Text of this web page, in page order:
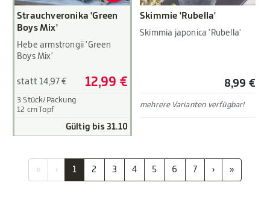
Strauchveronika 'Green
Boys Mix'
Hebe armstrongii 'Green
Boys Mix'
statt 14,97 € 12,99 €
3 Stück/Packung
12 cm Topf
Gültig bis 31.10
Skimmie 'Rubella'
Skimmia japonica 'Rubella'
8,99 €
mehrere Varianten verfügbar!
« ‹ 1 2 3 4 5 6 7 › »